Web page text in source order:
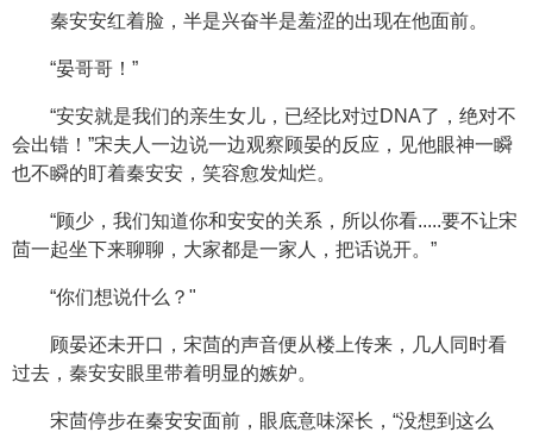
秦安安红着脸，半是兴奋半是羞涩的出现在他面前。
“晏哥哥！”
“安安就是我们的亲生女儿，已经比对过DNA了，绝对不
会出错！”宋夫人一边说一边观察顾晏的反应，见他眼神一瞬
也不瞬的盯着秦安安，笑容愈发灿烂。
“顾少，我们知道你和安安的关系，所以你看.....要不让宋
茴一起坐下来聊聊，大家都是一家人，把话说开。”
“你们想说什么？"
顾晏还未开口，宋茴的声音便从楼上传来，几人同时看
过去，秦安安眼里带着明显的嫉妒。
宋茴停步在秦安安面前，眼底意味深长，“没想到这么